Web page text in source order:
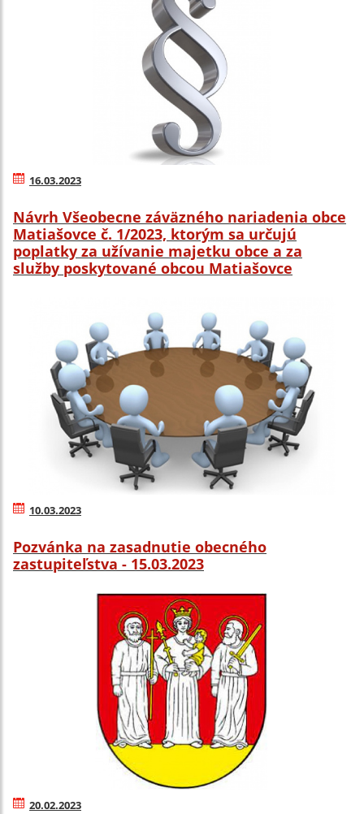
16.03.2023
Návrh Všeobecne záväzného nariadenia obce
Matiašovce č. 1/2023, ktorým sa určujú
poplatky za užívanie majetku obce a za
služby poskytované obcou Matiašovce
10.03.2023
Pozvánka na zasadnutie obecného
zastupiteľstva - 15.03.2023
20.02.2023